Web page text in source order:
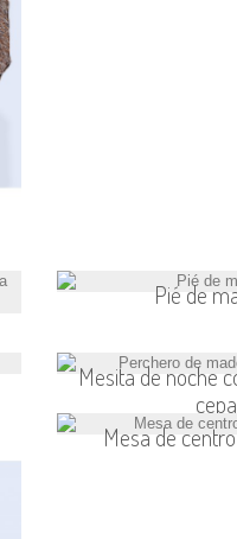
Pié de
Mesita de noche
cepa
Mesa de